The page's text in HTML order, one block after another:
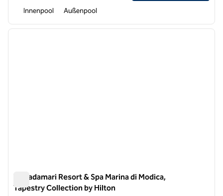
Innenpool Außenpool
1 von 12
Terradamari Resort & Spa Marina di Modica,
Tapestry Collection by Hilton